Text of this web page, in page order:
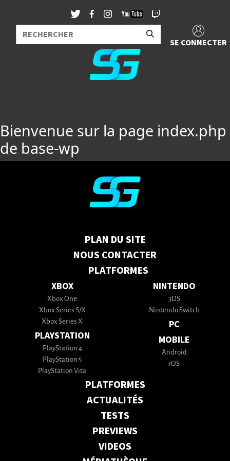
SE CONNECTER
Bienvenue sur la page index.php
de base-wp
PLAN DU SITE
NOUS CONTACTER
PLATFORMES
XBOX
Xbox One
Xbox Series S/X
Xbox Series X
PLAYSTATION
PlayStation 4
PlayStation 5
PlayStation Vita
NINTENDO
3DS
Nintendo Switch
PC
MOBILE
Android
iOS
PLATFORMES
ACTUALITÉS
TESTS
PREVIEWS
VIDEOS